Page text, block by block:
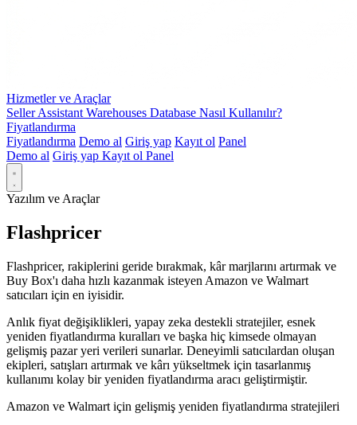
Hizmetler ve Araçlar
Seller Assistant Warehouses Database Nasıl Kullanılır?
Fiyatlandırma
Fiyatlandırma Demo al Giriş yap Kayıt ol Panel
Demo al Giriş yap Kayıt ol Panel
Yazılım ve Araçlar
Flashpricer
Flashpricer, rakiplerini geride bırakmak, kâr marjlarını artırmak ve
Buy Box'ı daha hızlı kazanmak isteyen Amazon ve Walmart
satıcıları için en iyisidir.
Anlık fiyat değişiklikleri, yapay zeka destekli stratejiler, esnek
yeniden fiyatlandırma kuralları ve başka hiç kimsede olmayan
gelişmiş pazar yeri verileri sunarlar. Deneyimli satıcılardan oluşan
ekipleri, satışları artırmak ve kârı yükseltmek için tasarlanmış
kullanımı kolay bir yeniden fiyatlandırma aracı geliştirmiştir.
Amazon ve Walmart için gelişmiş yeniden fiyatlandırma stratejileri